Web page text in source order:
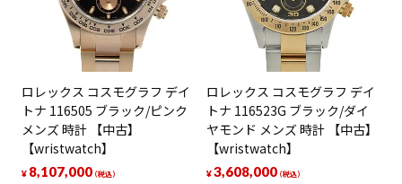
ロレックス コスモグラフ デイ
トナ 116505 ブラック/ピンク
メンズ 時計 【中古】
【wristwatch】
¥ 8,107,000（税込）
ロレックス コスモグラフ デイ
トナ 116523G ブラック/ダイ
ヤモンド メンズ 時計 【中古】
【wristwatch】
¥3,608,000（税込）